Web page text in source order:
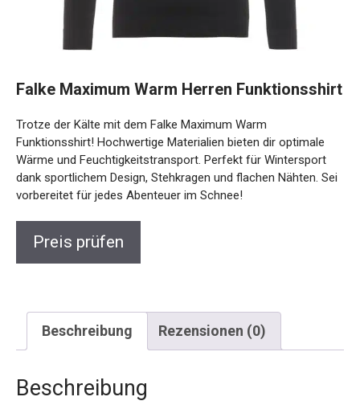
Funktionsshirt
Trotze der Kälte mit dem Falke Maximum Warm
Funktionsshirt! Hochwertige Materialien bieten dir optimale
Wärme und Feuchtigkeitstransport. Perfekt für Wintersport
dank sportlichem Design, Stehkragen und flachen Nähten.
Sei vorbereitet für jedes Abenteuer im Schnee!
Preis prüfen
Beschreibung Rezensionen (0)
Beschreibung